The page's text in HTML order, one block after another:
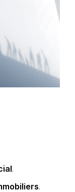
.
.